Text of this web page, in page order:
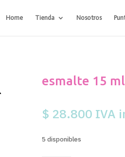
Home Tienda Nosotros
esmalte 15
$ 28.800 IVA
5 disponibles